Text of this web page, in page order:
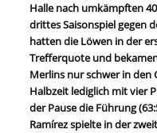
Halle nach umkämpften
drittes Saisonspiel gegen
hatten die Löwen in der
Trefferquote und
Merlins nur schwer in den
Halbzeit lediglich mit vier
der Pause die Führung
Ramírez spielte in der